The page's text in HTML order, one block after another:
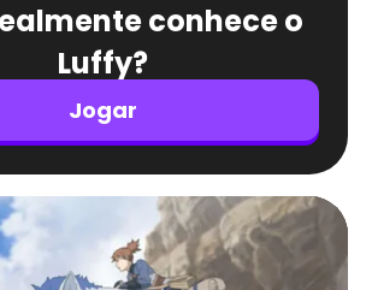
conhece o
Luffy?
Jogar